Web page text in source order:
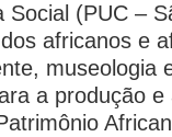
(PUC –
africanos e
museologia
a produção e